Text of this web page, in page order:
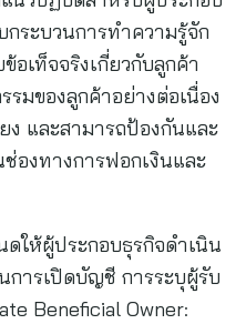
ระบวนการทำความรู้จัก
อเท็จจริงเกี่ยวกับลูกค้า
รมของลูกค้าอย่างต่อเนื่อง
ง และสามารถป้องกันและ
องทางการฟอกเงินและ
ให้ผู้ประกอบธุรกิจดำเนิน
การเปิดบัญชี การระบุผู้รับ
Beneficial Owner: